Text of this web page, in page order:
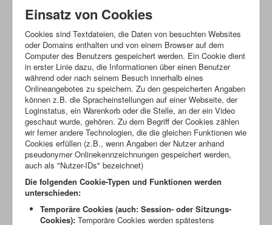
Einsatz von Cookies
Cookies sind Textdateien, die Daten von besuchten Websites
oder Domains enthalten und von einem Browser auf dem
Computer des Benutzers gespeichert werden. Ein Cookie dient
in erster Linie dazu, die Informationen über einen Benutzer
während oder nach seinem Besuch innerhalb eines
Onlineangebotes zu speichern. Zu den gespeicherten Angaben
können z.B. die Spracheinstellungen auf einer Webseite, der
Loginstatus, ein Warenkorb oder die Stelle, an der ein Video
geschaut wurde, gehören. Zu dem Begriff der Cookies zählen
wir ferner andere Technologien, die die gleichen Funktionen wie
Cookies erfüllen (z.B., wenn Angaben der Nutzer anhand
pseudonymer Onlinekennzeichnungen gespeichert werden,
auch als "Nutzer-IDs" bezeichnet)
Die folgenden Cookie-Typen und Funktionen werden
unterschieden:
Temporäre Cookies (auch: Session- oder Sitzungs-
Cookies): Temporäre Cookies werden spätestens